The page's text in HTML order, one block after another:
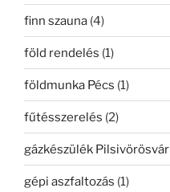
finn szauna (4)
föld rendelés (1)
földmunka Pécs (1)
fűtésszerelés (2)
gázkészülék Pilsivörösvár
gépi aszfaltozás (1)